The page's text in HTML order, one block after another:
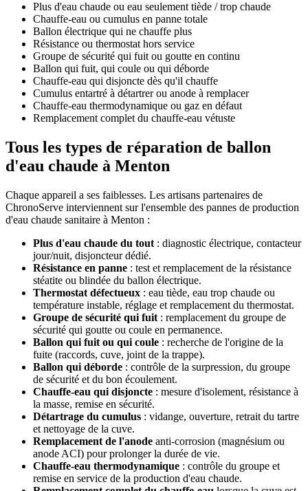
Plus d'eau chaude ou eau seulement tiède / trop chaude
Chauffe-eau ou cumulus en panne totale
Ballon électrique qui ne chauffe plus
Résistance ou thermostat hors service
Groupe de sécurité qui fuit ou goutte en continu
Ballon qui fuit, qui coule ou qui déborde
Chauffe-eau qui disjoncte dès qu'il chauffe
Cumulus entartré à détartrer ou anode à remplacer
Chauffe-eau thermodynamique ou gaz en défaut
Remplacement complet du chauffe-eau vétuste
Tous les types de réparation de ballon
d'eau chaude à Menton
Chaque appareil a ses faiblesses. Les artisans partenaires de
ChronoServe interviennent sur l'ensemble des pannes de production
d'eau chaude sanitaire à Menton :
Plus d'eau chaude du tout : diagnostic électrique, contacteur
jour/nuit, disjoncteur dédié.
Résistance en panne : test et remplacement de la résistance
stéatite ou blindée du ballon électrique.
Thermostat défectueux : eau tiède, eau trop chaude ou
température instable, réglage et remplacement du thermostat.
Groupe de sécurité qui fuit : remplacement du groupe de
sécurité qui goutte ou coule en permanence.
Ballon qui fuit ou qui coule : recherche de l'origine de la
fuite (raccords, cuve, joint de la trappe).
Ballon qui déborde : contrôle de la surpression, du groupe
de sécurité et du bon écoulement.
Chauffe-eau qui disjoncte : mesure d'isolement, résistance à
la masse, remise en sécurité.
Détartrage du cumulus : vidange, ouverture, retrait du tartre
et nettoyage de la cuve.
Remplacement de l'anode anti-corrosion (magnésium ou
anode ACI) pour prolonger la durée de vie.
Chauffe-eau thermodynamique : contrôle du groupe et
remise en service de la production d'eau chaude.